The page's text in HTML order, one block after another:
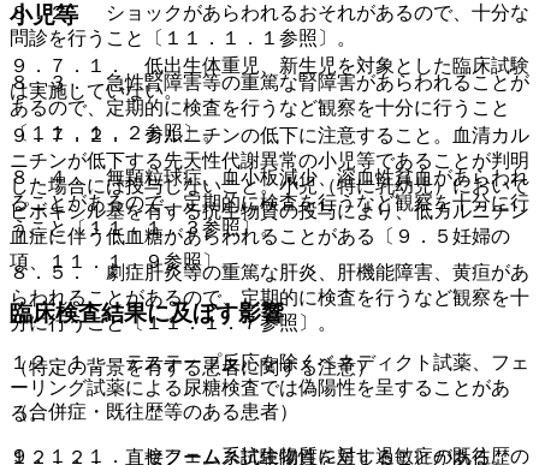
小児等
９．７．１． 低出生体重児、新生児を対象とした臨床試験
は実施していない。
９．７．２． カルニチンの低下に注意すること。血清カル
ニチンが低下する先天性代謝異常の小児等であることが判明
した場合には投与しないこと。小児（特に乳幼児）において
ピボキシル基を有する抗生物質の投与により、低カルニチン
血症に伴う低血糖があらわれることがある〔９．５妊婦の
項、１１．１．９参照〕。
臨床検査結果に及ぼす影響
１２．１． テステープ反応を除くベネディクト試薬、フェ
ーリング試薬による尿糖検査では偽陽性を呈することがあ
る。
１２．２． 直接クームス試験陽性を呈することがある。
８．２． ショックがあらわれるおそれがあるので、十分な
問診を行うこと〔１１．１．１参照〕。
８．３． 急性腎障害等の重篤な腎障害があらわれることが
あるので、定期的に検査を行うなど観察を十分に行うこと
〔１１．１．２参照〕。
８．４． 無顆粒球症、血小板減少、溶血性貧血があらわれ
ることがあるので、定期的に検査を行うなど観察を十分に行
うこと〔１１．１．３参照〕。
８．５． 劇症肝炎等の重篤な肝炎、肝機能障害、黄疸があ
らわれることがあるので、定期的に検査を行うなど観察を十
分に行うこと〔１１．１．７参照〕。
（特定の背景を有する患者に関する注意）
（合併症・既往歴等のある患者）
９．１．１． セフェム系抗生物質に対し過敏症の既往歴の